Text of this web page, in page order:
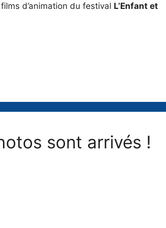
d’animation du festival L’Enfant et
sont arrivés !